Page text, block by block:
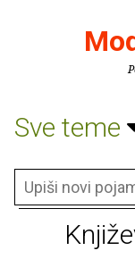
Sve teme